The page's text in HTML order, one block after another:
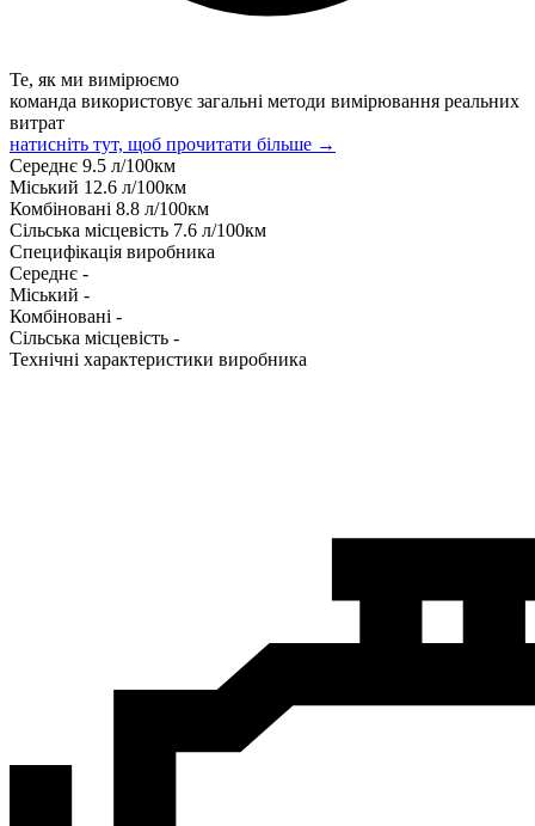
Те, як ми вимірюємо
команда використовує загальні методи вимірювання реальних
витрат
натисніть тут, щоб прочитати більше →
Середнє 9.5 л/100км
Міський 12.6 л/100км
Комбіновані 8.8 л/100км
Сільська місцевість 7.6 л/100км
Специфікація виробника
Середнє -
Міський -
Комбіновані -
Сільська місцевість -
Технічні характеристики виробника